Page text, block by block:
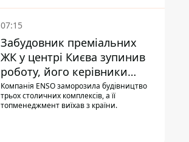
07:15
Забудовник преміальних
ЖК у центрі Києва зупинив
роботу, його керівники
втекли з України - Bihus.info
Компанія ENSO заморозила будівництво
трьох столичних комплексів, а її
топменеджмент виїхав з країни.